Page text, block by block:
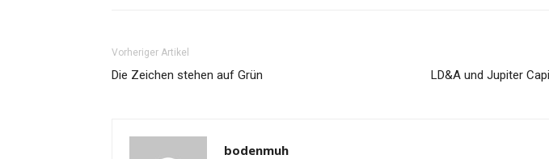
Vorheriger Artikel
Die Zeichen stehen auf Grün LD&A und Jupiter
bodenmuh